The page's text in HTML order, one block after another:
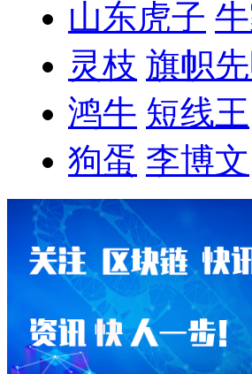
山东虎子
灵枝 旗帜
鸿牛 短线王
狗蛋 李博文